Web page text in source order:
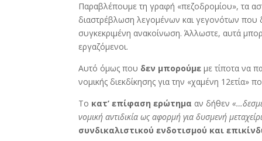
Παραβλέπουμε τη γραφή «πεζοδρομίου», τα
διαστρέβλωση λεγομένων και γεγονότων που
συγκεκριμένη ανακοίνωση. Άλλωστε, αυτά
εργαζόμενοι.
Αυτό όμως που δεν μπορούμε με τίποτα να
νομικής διεκδίκησης για την «χαμένη 12ετία»
Το κατ’ επίφαση ερώτημα αν δήθεν
νομική αντιδικία ως αφορμή για δυσμενή
συνδικαλιστικού ενδοτισμού και